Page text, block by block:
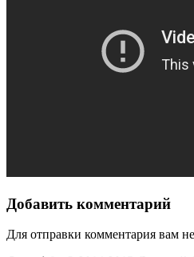
Добавить комментарий
Для отправки комментария вам